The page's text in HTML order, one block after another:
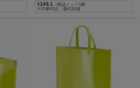
¥144.1
（税込）～ ⁄ 1枚
※印刷代込・版代別途